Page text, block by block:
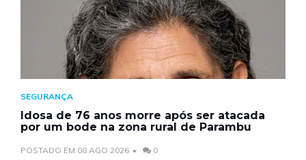
SEGURANÇA
Idosa de 76 anos morre após ser atacada
por um bode na zona rural de Parambu
POSTADO EM 08 AGO 2026 0